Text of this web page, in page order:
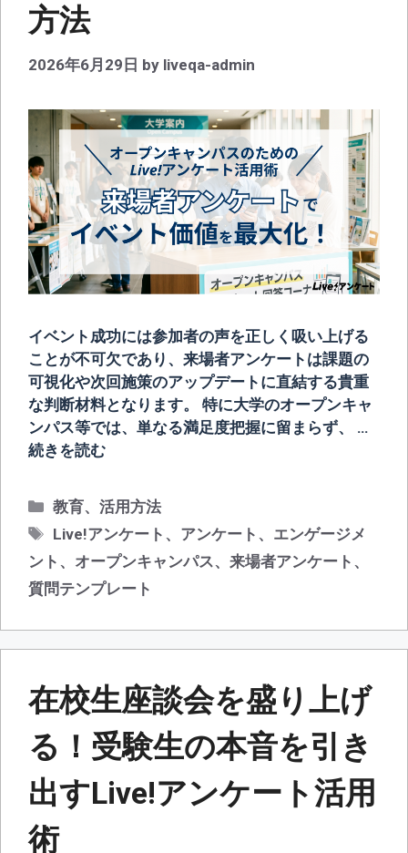
方法
2026年6月29日 by liveqa-admin
イベント成功には参加者の声を正しく吸い上げる
ことが不可欠であり、来場者アンケートは課題の
可視化や次回施策のアップデートに直結する貴重
な判断材料となります。 特に大学のオープンキャ
ンパス等では、単なる満足度把握に留まらず、 …
続きを読む
カ
テ
リ
ー
教育、活用方法
タ
Live!アンケート 、 アンケート 、 エンゲージメ
ント 、 オープンキャンパス、 来場者アンケート 、
質問テンプレート
在校生座談会を盛り上げ
る！受験生の本音を引き
出すLive!アンケート活用
術